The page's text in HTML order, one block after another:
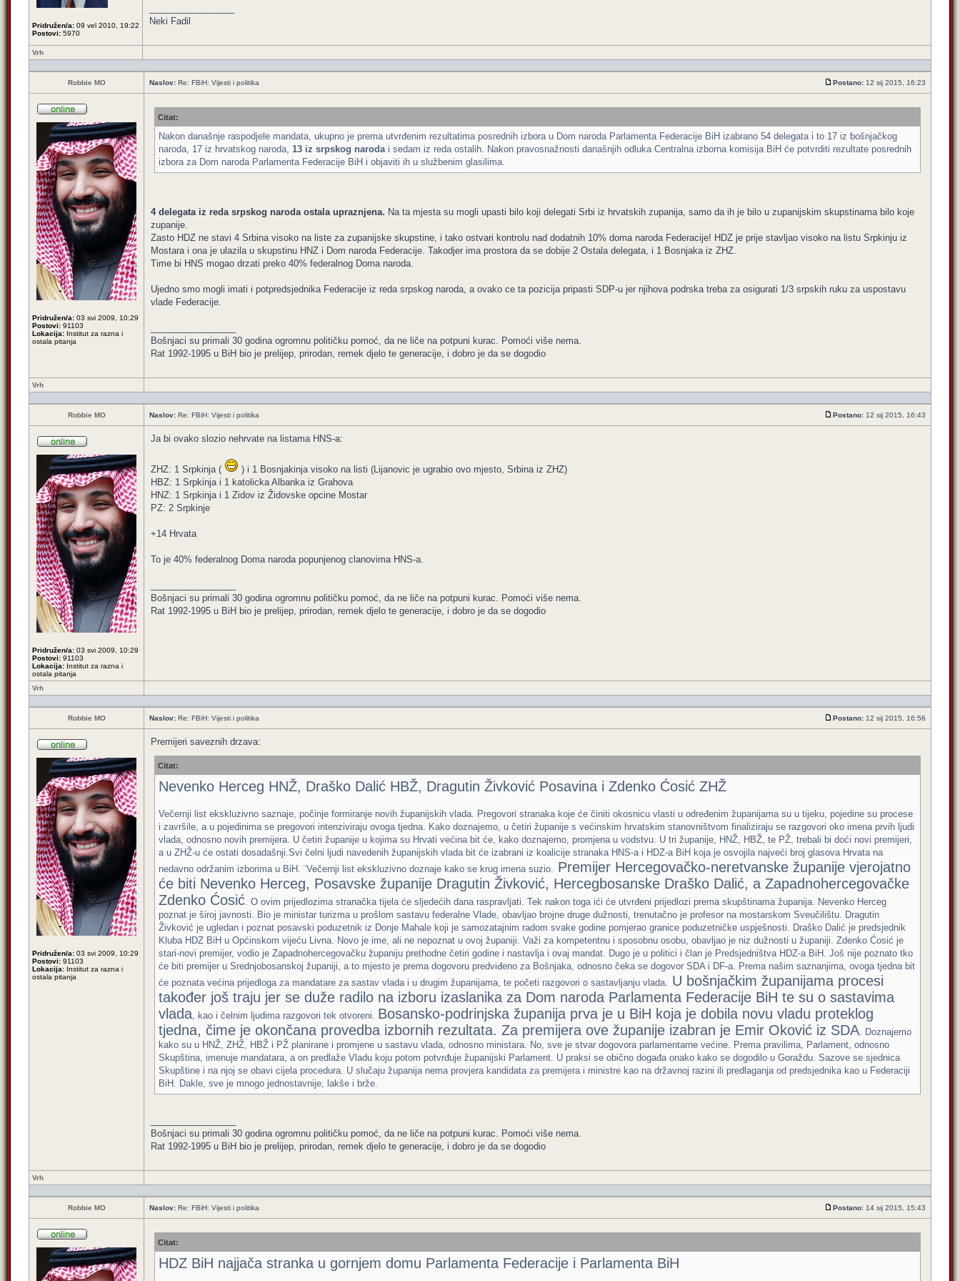
Pridružen/a: 09 vel 2010, 19:22
Postovi: 5970
Neki Fadil
Vrh
Robbie MO Naslov: Re: FBiH: Vijesti i politika Postano: 12 sij 2015, 16:23
Pridružen/a: 03 svi 2009, 10:29
Postovi: 91103
Lokacija: Institut za razna i
ostala pitanja
Citat:
Nakon današnje raspodjele mandata, ukupno je prema utvrđenim rezultatima posrednih izbora u Dom naroda Parlamenta Federacije BiH izabrano 54 delegata i to 17 iz bošnjačkog
naroda, 17 iz hrvatskog naroda, 13 iz srpskog narodai sedam iz reda ostalih. Nakon pravosnažnosti današnjih odluka Centralna izborna komisija BiH će potvrditi rezultate posrednih
izbora za Dom naroda Parlamenta Federacije BiH i objaviti ih u službenim glasilima.
4 delegata iz reda srpskog naroda ostala upraznjena. Na ta mjesta su mogli upasti bilo koji delegati Srbi iz hrvatskih zupanija, samo da ih je bilo u zupanijskim skupstinama bilo koje
zupanije.
Zasto HDZ ne stavi 4 Srbina visoko na liste za zupanijske skupstine, i tako ostvari kontrolu nad dodatnih 10% doma naroda Federacije! HDZ je prije stavljao visoko na listu Srpkinju iz
Mostara i ona je ulazila u skupstinu HNZ i Dom naroda Federacije. Takodjer ima prostora da se dobije 2 Ostala delegata, i 1 Bosnjaka iz ZHZ.
Time bi HNS mogao drzati preko 40% federalnog Doma naroda.
Ujedno smo mogli imati i potpredsjednika Federacije iz reda srpskog naroda, a ovako ce ta pozicija pripasti SDP-u jer njihova podrska treba za osigurati 1/3 srpskih ruku za uspostavu
vlade Federacije.
Bošnjaci su primali 30 godina ogromnu političku pomoć, da ne liče na potpuni kurac. Pomoći više nema.
Rat 1992-1995 u BiH bio je prelijep, prirodan, remek djelo te generacije, i dobro je da se dogodio
Vrh
Robbie MO Naslov: Re: FBiH: Vijesti i politika Postano: 12 sij 2015, 16:43
Pridružen/a: 03 svi 2009, 10:29
Postovi: 91103
Lokacija: Institut za razna i
ostala pitanja
Ja bi ovako slozio nehrvate na listama HNS-a:
ZHZ: 1 Srpkinja (
) i 1 Bosnjakinja visoko na listi (Lijanovic je ugrabio ovo mjesto, Srbina iz ZHZ)
HBZ: 1 Srpkinja i 1 katolicka Albanka iz Grahova
HNZ: 1 Srpkinja i 1 Zidov iz Židovske opcine Mostar
PZ: 2 Srpkinje
+14 Hrvata
To je 40% federalnog Doma naroda popunjenog clanovima HNS-a.
Bošnjaci su primali 30 godina ogromnu političku pomoć, da ne liče na potpuni kurac. Pomoći više nema.
Rat 1992-1995 u BiH bio je prelijep, prirodan, remek djelo te generacije, i dobro je da se dogodio
Vrh
Robbie MO Naslov: Re: FBiH: Vijesti i politika Postano: 12 sij 2015, 16:56
Pridružen/a: 03 svi 2009, 10:29
Postovi: 91103
Lokacija: Institut za razna i
ostala pitanja
Premijeri saveznih drzava:
Citat:
Nevenko Herceg HNŽ, Draško Dalić HBŽ, Dragutin Živković Posavina i Zdenko Ćosić ZHŽ
Večernji list ekskluzivno saznaje, počinje formiranje novih županijskih vlada. Pregovori stranaka koje će činiti okosnicu vlasti u određenim županijama su u tijeku, pojedine su procese
i završile, a u pojedinima se pregovori intenziviraju ovoga tjedna. Kako doznajemo, u četiri županije s većinskim hrvatskim stanovništvom finaliziraju se razgovori oko imena prvih ljudi
vlada, odnosno novih premijera. U četiri županije u kojima su Hrvati većina bit će, kako doznajemo, promjena u vodstvu. U tri županije, HNŽ, HBŽ, te PŽ, trebali bi doći novi premijeri,
a u ZHŽ-u će ostati dosadašnji.Svi čelni ljudi navedenih županijskih vlada bit će izabrani iz koalicije stranaka HNS-a i HDZ-a BiH koja je osvojila najveći broj glasova Hrvata na
nedavno održanim izborima u BiH. ¨Večernji list ekskluzivno doznaje kako se krug imena suzio. Premijer Hercegovačko-neretvanske županije vjerojatno
će biti Nevenko Herceg, Posavske županije Dragutin Živković, Hercegbosanske Draško Dalić, a Zapadnohercegovačke
Zdenko Ćosić. O ovim prijedlozima stranačka tijela će sljedećih dana raspravljati. Tek nakon toga ići će utvrđeni prijedlozi prema skupštinama županija. Nevenko Herceg
poznat je široj javnosti. Bio je ministar turizma u prošlom sastavu federalne Vlade, obavljao brojne druge dužnosti, trenutačno je profesor na mostarskom Sveučilištu. Dragutin
Živković je ugledan i poznat posavski poduzetnik iz Donje Mahale koji je samozatajnim radom svake godine pomjerao granice poduzetničke uspješnosti. Draško Dalić je predsjednik
Kluba HDZ BiH u Općinskom vijeću Livna. Novo je ime, ali ne nepoznat u ovoj županiji. Važi za kompetentnu i sposobnu osobu, obavljao je niz dužnosti u županiji. Zdenko Ćosić je
stari-novi premijer, vodio je Zapadnohercegovačku županiju prethodne četiri godine i nastavlja i ovaj mandat. Dugo je u politici i član je Predsjedništva HDZ-a BiH. Još nije poznato tko
će biti premijer u Srednjobosanskoj županiji, a to mjesto je prema dogovoru predviđeno za Bošnjaka, odnosno čeka se dogovor SDA i DF-a. Prema našim saznanjima, ovoga tjedna bit
će poznata većina prijedloga za mandatare za sastav vlada i u drugim županijama, te početi razgovori o sastavljanju vlada. U bošnjačkim županijama procesi
također još traju jer se duže radilo na izboru izaslanika za Dom naroda Parlamenta Federacije BiH te su o sastavima
vlada, kao i čelnim ljudima razgovori tek otvoreni. Bosansko-podrinjska županija prva je u BiH koja je dobila novu vladu proteklog
tjedna, čime je okončana provedba izbornih rezultata. Za premijera ove županije izabran je Emir Oković iz SDA. Doznajemo
kako su u HNŽ, ZHŽ, HBŽ i PŽ planirane i promjene u sastavu vlada, odnosno ministara. No, sve je stvar dogovora parlamentarne većine. Prema pravilima, Parlament, odnosno
Skupština, imenuje mandatara, a on predlaže Vladu koju potom potvrđuje županijski Parlament. U praksi se obično događa onako kako se dogodilo u Goraždu. Sazove se sjednica
Skupštine i na njoj se obavi cijela procedura. U slučaju županija nema provjera kandidata za premijera i ministre kao na državnoj razini ili predlaganja od predsjednika kao u Federaciji
BiH. Dakle, sve je mnogo jednostavnije, lakše i brže.
Bošnjaci su primali 30 godina ogromnu političku pomoć, da ne liče na potpuni kurac. Pomoći više nema.
Rat 1992-1995 u BiH bio je prelijep, prirodan, remek djelo te generacije, i dobro je da se dogodio
Vrh
Robbie MO Naslov: Re: FBiH: Vijesti i politika Postano: 14 sij 2015, 15:43
Citat:
HDZ BiH najjača stranka u gornjem domu Parlamenta Federacije i Parlamenta BiH